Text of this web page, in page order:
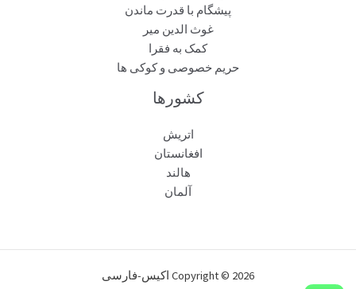
پیشگام با قدرت ماندن
غوث الدین میر
کمک به فقرا
حریم خصوصی و کوکی ها
کشورها
اتریش
افغانستان
هالند
آلمان
Copyright © 2026 اکیس-فارسی